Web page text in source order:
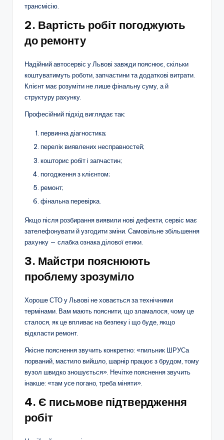
трансмісію.
2. Вартість робіт погоджують
до ремонту
Надійний автосервіс у Львові завжди пояснює, скільки
коштуватимуть роботи, запчастини та додаткові витрати.
Клієнт має розуміти не лише фінальну суму, а й
структуру рахунку.
Професійний підхід виглядає так:
первинна діагностика;
перелік виявлених несправностей;
кошторис робіт і запчастин;
погодження з клієнтом;
ремонт;
фінальна перевірка.
Якщо після розбирання виявили нові дефекти, сервіс має
зателефонувати й узгодити зміни. Самовільне збільшення
рахунку — слабка ознака ділової етики.
3. Майстри пояснюють
проблему зрозуміло
Хороше СТО у Львові не ховається за технічними
термінами. Вам мають пояснити, що зламалося, чому це
сталося, як це впливає на безпеку і що буде, якщо
відкласти ремонт.
Якісне пояснення звучить конкретно: «пильник ШРУСа
порваний, мастило вийшло, шарнір працює з брудом, тому
вузол швидко зношується». Нечітке пояснення звучить
інакше: «там усе погано, треба міняти».
4. Є письмове підтвердження
робіт